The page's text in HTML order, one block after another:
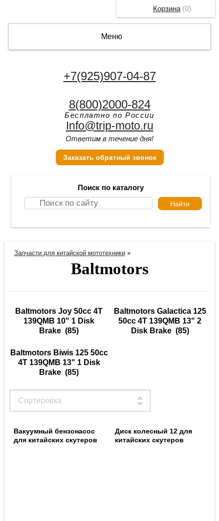
Меню
+7(925)907-04-87
8(800)2000-824
Бесплатно по России
Info@trip-moto.ru
Ответим в течение дня!
Заказать обратный звонок
Поиск по каталогу
Запчасти для китайской мототехники »
Baltmotors
Baltmotors Joy 50cc 4T
139QMB 10" 1 Disk
Brake (85)
Baltmotors Galactica 125
50cc 4T 139QMB 13" 2
Disk Brake(85)
Baltmotors Biwis 125 50cc
4T 139QMB 13" 1 Disk
Brake (85)
Вакуумный бензонасос
для китайских скутеров
Диск колесный 12 для
китайских скутеров
Корзина(0)